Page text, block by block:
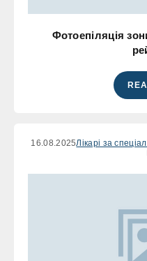
Фотоепіляція
16.08.2025Лікарі за